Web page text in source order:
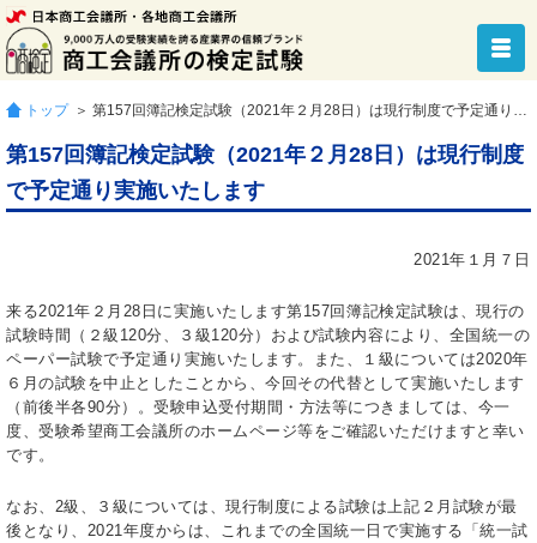
トップ ＞ 第157回簿記検定試験（2021年２月28日）は現行制度で予定通り実施いたします
第157回簿記検定試験（2021年２月28日）は現行制度
で予定通り実施いたします
2021年１月７日
来る2021年２月28日に実施いたします第157回簿記検定試験は、現行の
試験時間（２級120分、３級120分）および試験内容により、全国統一の
ペーパー試験で予定通り実施いたします。また、１級については2020年
６月の試験を中止としたことから、今回その代替として実施いたします
（前後半各90分）。受験申込受付期間・方法等につきましては、今一
度、受験希望商工会議所のホームページ等をご確認いただけますと幸い
です。
なお、2級、３級については、現行制度による試験は上記２月試験が最
後となり、2021年度からは、これまでの全国統一日で実施する「統一試